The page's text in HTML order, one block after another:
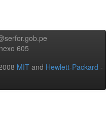
605
MIT and Hewlett-Packard -